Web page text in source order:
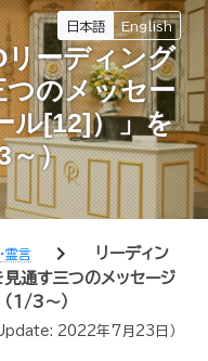
日本語 English
ーディング
のメッセー
ル[12]）」を
～）
霊言 chevron_right
リーディン
通す三つのメッセージ
1/3～）
2022年7月23日 ）